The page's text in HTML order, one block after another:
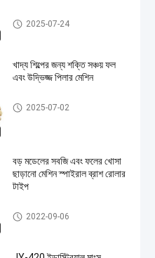
ফল এবং সবজি Peeler মেশিন
2025-07-24
খাদ্য শিল্পের জন্য শক্তি সঞ্চয় ফল
এবং উদ্ভিজ্জ পিলার মেশিন
ফল এবং সবজি Peeler মেশিন
2025-07-02
বড় মডেলের সবজি এবং ফলের খোসা
ছাড়ানো মেশিন স্পাইরাল ব্রাশ রোলার
টাইপ
ফল এবং সবজি Peeler মেশিন
2022-09-06